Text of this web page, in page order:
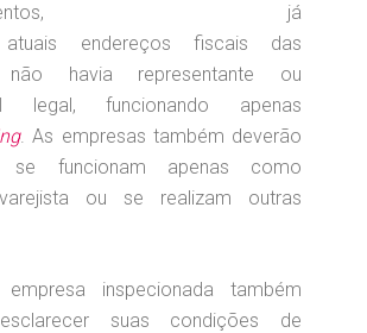
já
endereços fiscais das
não havia representante ou
legal, funcionando apenas
. As empresas também deverão
se funcionam apenas como
ou se realizam outras
inspecionada também
suas condições de